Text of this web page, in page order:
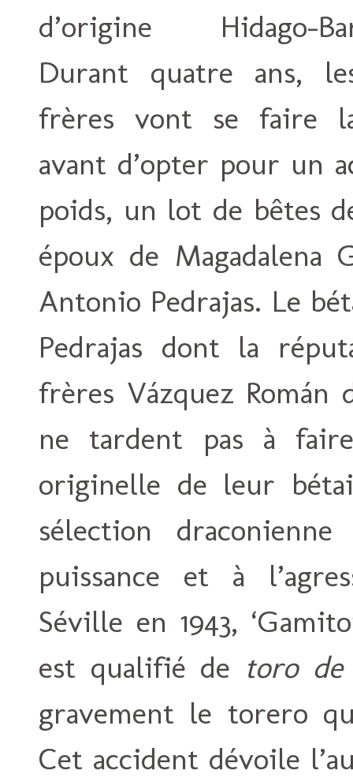
d’origine Hidago-
Durant quatre ans,
frères vont se faire
avant d’opter pour un
poids, un lot de bêtes
époux de
Antonio Pedrajas. Le
Pedrajas dont la
frères Vázquez Román
ne tardent pas à
originelle de leur
sélection
puissance et à
Séville en 1943,
est qualifié de toro de
gravement le torero
Cet accident dévoile